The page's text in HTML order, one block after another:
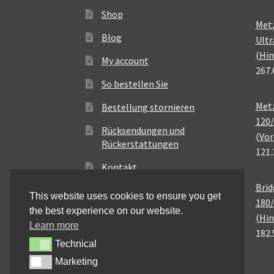
Shop
Blog
My account
So bestellen Sie
Bestellung stornieren
Rücksendungen und
Rückerstattungen
Kontakt
This website uses cookies to ensure you get
the best experience on our website.
Learn more
TechnicalTechnical
MarketingMarketing